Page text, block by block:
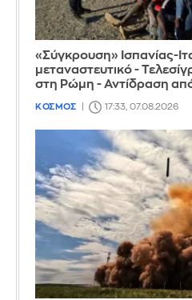
«Σύγκρουση» Ισπανίας-
μεταναστευτικό -
στη Ρώμη - Αντίδραση
ΚΟΣΜΟΣ 17:33, 07.08.2026